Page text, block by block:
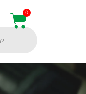
0
Cart